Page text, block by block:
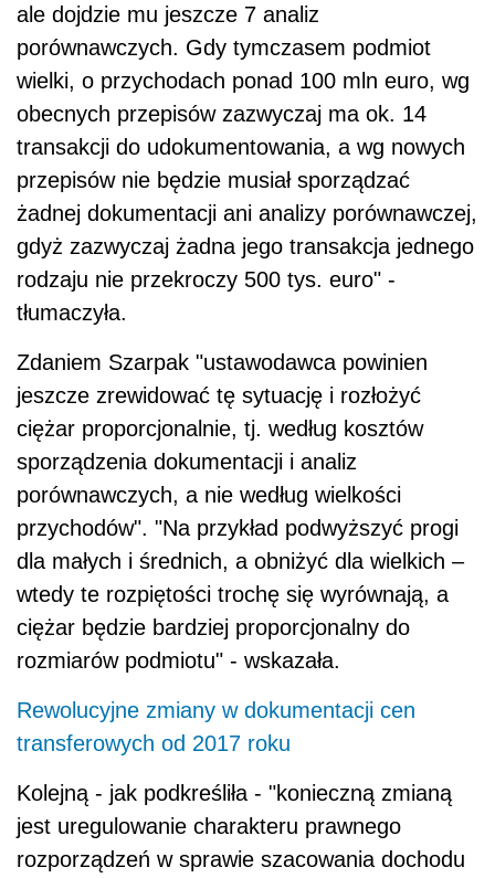
ale dojdzie mu jeszcze 7 analiz
porównawczych. Gdy tymczasem podmiot
wielki, o przychodach ponad 100 mln euro, wg
obecnych przepisów zazwyczaj ma ok. 14
transakcji do udokumentowania, a wg nowych
przepisów nie będzie musiał sporządzać
żadnej dokumentacji ani analizy porównawczej,
gdyż zazwyczaj żadna jego transakcja jednego
rodzaju nie przekroczy 500 tys. euro" -
tłumaczyła.
Zdaniem Szarpak "ustawodawca powinien
jeszcze zrewidować tę sytuację i rozłożyć
ciężar proporcjonalnie, tj. według kosztów
sporządzenia dokumentacji i analiz
porównawczych, a nie według wielkości
przychodów". "Na przykład podwyższyć progi
dla małych i średnich, a obniżyć dla wielkich –
wtedy te rozpiętości trochę się wyrównają, a
ciężar będzie bardziej proporcjonalny do
rozmiarów podmiotu" - wskazała.
Rewolucyjne zmiany w dokumentacji cen
transferowych od 2017 roku
Kolejną - jak podkreśliła - "konieczną zmianą
jest uregulowanie charakteru prawnego
rozporządzeń w sprawie szacowania dochodu